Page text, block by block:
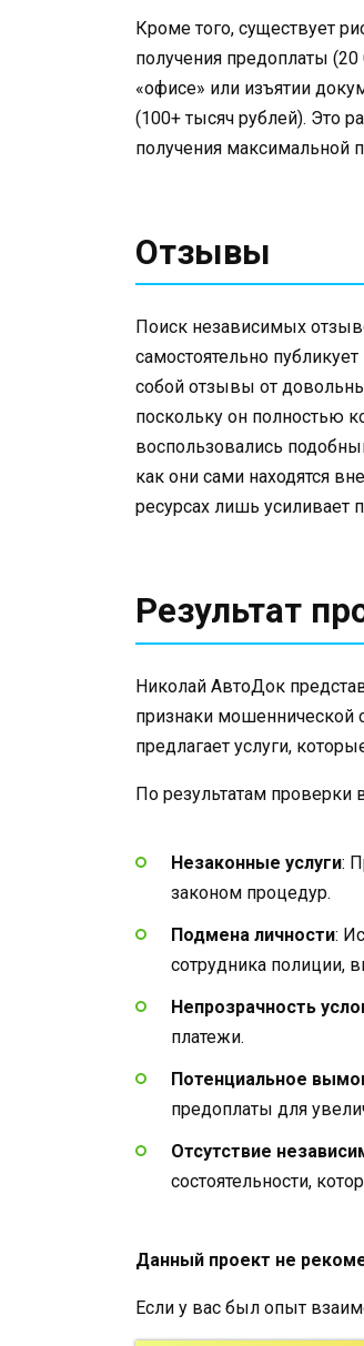
Кроме того, существует
получения предоплаты (20
«офисе» или изъятии
(100+ тысяч рублей). Это
получения максимальной
Отзывы
Поиск независимых
самостоятельно
собой отзывы от
поскольку он полностью
воспользовались
как они сами находятся
ресурсах лишь усиливает
Результат
Николай АвтоДок
признаки мошеннической
предлагает услуги,
По результатам
Незаконные услуги:
законом процедур.
Подмена личности:
сотрудника полиции,
Непрозрачность
платежи.
Потенциальное
предоплаты для
Отсутствие
состоятельности,
Данный проект не
Если у вас был опыт